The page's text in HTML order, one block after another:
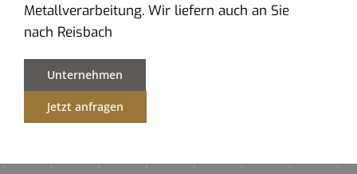
Metallverarbeitung. Wir liefern auch an Sie
nach Reisbach
Unternehmen
Jetzt anfragen